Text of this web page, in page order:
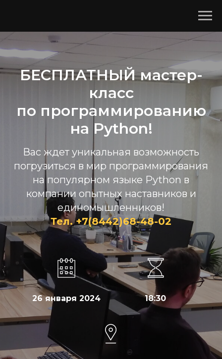
БЕСПЛАТНЫЙ мастер-
класс
по программированию
на Python!
Вас ждет уникальная возможность
погрузиться в мир программирования
на популярном языке Python в
компании опытных наставников и
единомышленников!
Тел. +7(8442)68-48-02
26 января 2024 18:30